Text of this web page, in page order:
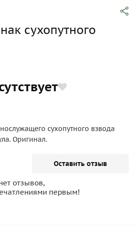
сухопутного
сухопутного взвода
Оригинал.
Оставить отзыв
отзывов,
первым!